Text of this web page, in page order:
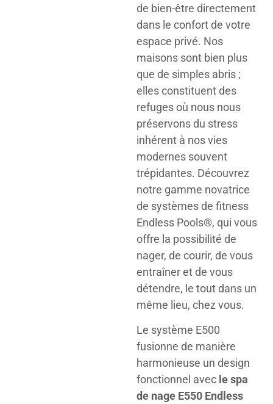
de bien-être directement
dans le confort de votre
espace privé. Nos
maisons sont bien plus
que de simples abris ;
elles constituent des
refuges où nous nous
préservons du stress
inhérent à nos vies
modernes souvent
trépidantes. Découvrez
notre gamme novatrice
de systèmes de fitness
Endless Pools®, qui vous
offre la possibilité de
nager, de courir, de vous
entraîner et de vous
détendre, le tout dans un
même lieu, chez vous.
Le système E500
fusionne de manière
harmonieuse un design
fonctionnel avec le spa
de nage E550 Endless